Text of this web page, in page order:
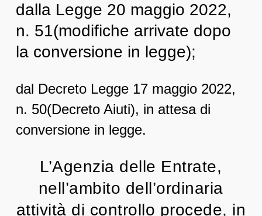
dalla Legge 20 maggio 2022,
n. 51(modifiche arrivate dopo
la conversione in legge);
dal Decreto Legge 17 maggio 2022,
n. 50(Decreto Aiuti), in attesa di
conversione in legge.
L’Agenzia delle Entrate,
nell’ambito dell’ordinaria
attività di controllo procede, in